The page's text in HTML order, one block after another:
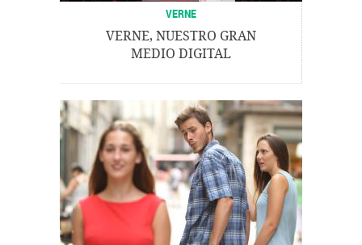
VERNE
VERNE, NUESTRO GRAN
MEDIO DIGITAL